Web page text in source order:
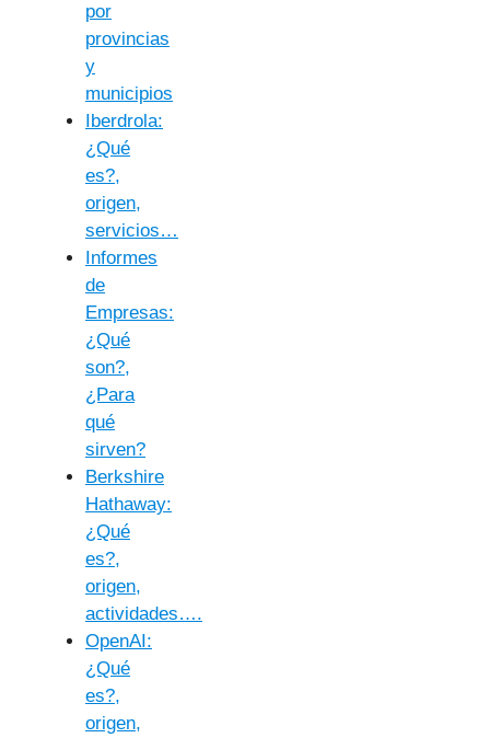
por
provincias
y
municipios
Iberdrola:
¿Qué
es?,
origen,
servicios…
Informes
de
Empresas:
¿Qué
son?,
¿Para
qué
sirven?
Berkshire
Hathaway:
¿Qué
es?,
origen,
actividades….
OpenAI:
¿Qué
es?,
origen,